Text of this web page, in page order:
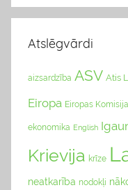
Atslēgvārdi
aizsardzība ASV Atis
Eiropa Eiropas Komisija
ekonomika English
Krievija krīze
neatkarība nodokļi